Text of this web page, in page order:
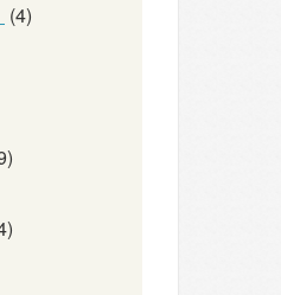
(4)